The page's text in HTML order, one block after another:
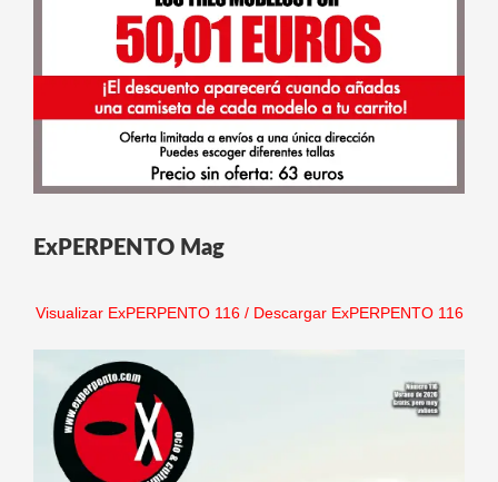
ExPERPENTO Mag
Visualizar ExPERPENTO 116/ Descargar ExPERPENTO 116